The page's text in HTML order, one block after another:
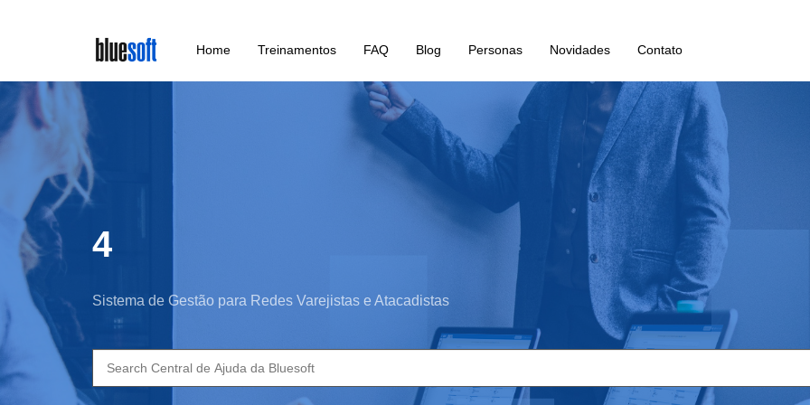
main
content
Home Treinamentos FAQ Blog Personas Novidades Contato
4
Sistema de Gestão para Redes Varejistas e Atacadistas
Search
for: